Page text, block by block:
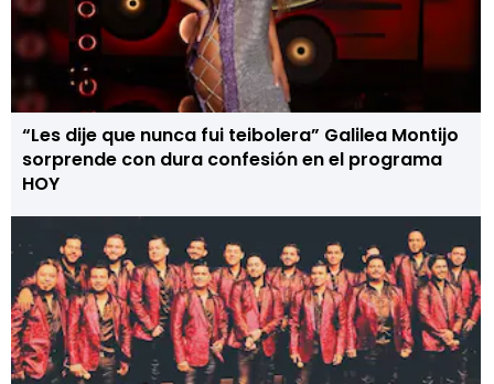
“Les dije que nunca fui teibolera” Galilea Montijo
sorprende con dura confesión en el programa
HOY